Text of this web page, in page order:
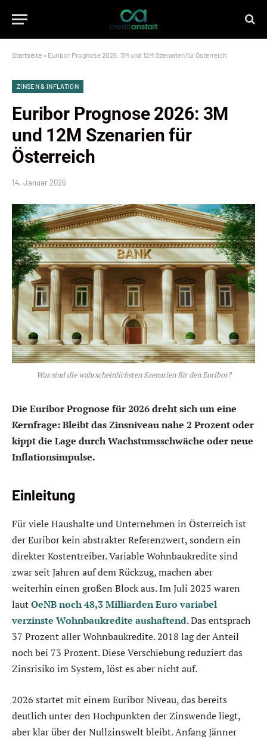
Startseite » Euribor Prognose 2026: 3M und 12M Szenarien für Österreich
ZINSEN & INFLATION
Euribor Prognose 2026: 3M
und 12M Szenarien für
Österreich
14. Januar 2026
Was sind die wahrscheinlichsten Szenarien für den Euribor?
Die Euribor Prognose für 2026 dreht sich um eine
Kernfrage: Bleibt das Zinsniveau nahe 2 Prozent oder
kippt die Lage durch Wachstumsschwäche oder neue
Inflationsimpulse.
Einleitung
Für viele Haushalte und Unternehmen in Österreich ist
der Euribor kein abstrakter Referenzwert, sondern ein
direkter Kostentreiber. Variable Wohnbaukredite sind
zwar seit Jahren auf dem Rückzug, machen aber
weiterhin einen großen Block aus. Im Juli 2025 waren
lautOeNB noch 48,3 Milliarden Euro variabel
verzinste Wohnbaukredite aushaftend. Das entsprach
37 Prozent aller Wohnbaukredite. 2018 lag der Anteil
noch bei 73 Prozent. Diese Verschiebung reduziert das
Zinsrisiko im System, löst es aber nicht auf.
2026 startet mit einem Euribor Niveau, das bereits
deutlich unter den Hochpunkten der Zinswende liegt,
aber klar über der Nullzinswelt bleibt. Anfang Jänner